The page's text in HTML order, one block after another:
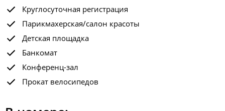
Круглосуточная регистрация
Парикмахерская/салон красоты
Детская площадка
Банкомат
Конференц-зал
Прокат велосипедов